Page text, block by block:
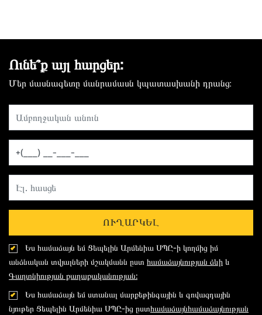
Ունե՞ք այլ հարցեր:
Մեր մասնագետը մանրամասն կպատասխանի դրանց։
ՈՒՂԱՐԿԵԼ
Ես համաձայն եմ Ցեպելին Արմենիա ՍՊԸ-ի կողմից իմ
անձնական տվյալների մշակմանն ըստ համաձայնության ձևի և
Գաղտնիության քաղաքականության:
Ես համաձայն եմ ստանալ մարքեթինգային և գովազդային
նյութեր Ցեպելին Արմենիա ՍՊԸ-ից ըստհամաձայնհամաձայնության